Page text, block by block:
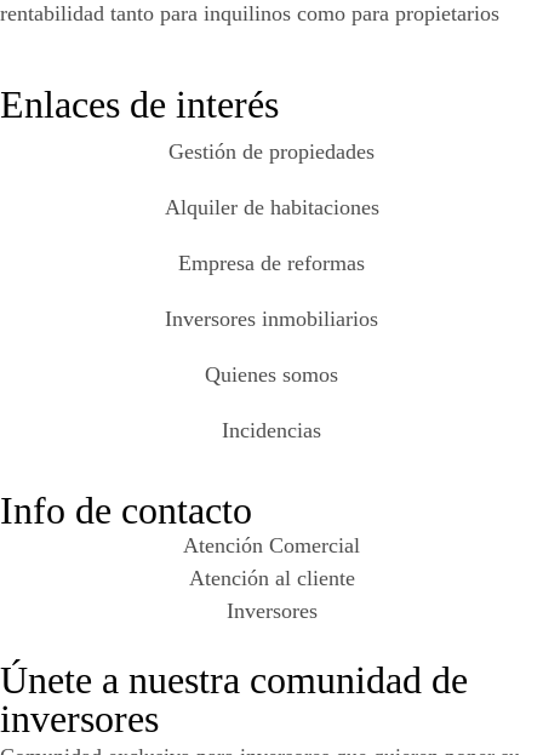
rentabilidad tanto para inquilinos como para propietarios
Enlaces de interés
Gestión de propiedades
Alquiler de habitaciones
Empresa de reformas
Inversores inmobiliarios
Quienes somos
Incidencias
Info de contacto
Atención Comercial
Atención al cliente
Inversores
Únete a nuestra comunidad de
inversores